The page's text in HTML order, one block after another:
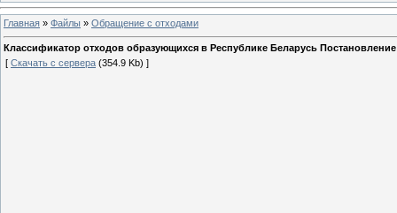
Главная » Файлы » Обращение с отходами
Классификатор отходов образующихся в Республике Беларусь
[ Скачать с сервера (354.9 Kb) ]